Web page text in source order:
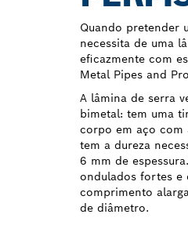
Quando pretender
necessita de uma
eficazmente com
Metal Pipes and
A lâmina de serra
bimetal: tem uma
corpo em aço com
tem a dureza
6 mm de
ondulados fortes e
comprimento
de diâmetro.